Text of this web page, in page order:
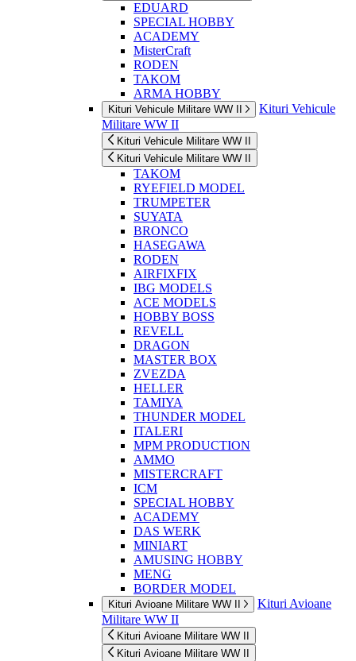
EDUARD
SPECIAL HOBBY
ACADEMY
MisterCraft
RODEN
TAKOM
ARMA HOBBY
Kituri Vehicule Militare WW II
Kituri Vehicule
Militare WW II
Kituri Vehicule Militare WW II
Kituri Vehicule Militare WW II
TAKOM
RYEFIELD MODEL
TRUMPETER
SUYATA
BRONCO
HASEGAWA
RODEN
AIRFIXFIX
IBG MODELS
ACE MODELS
HOBBY BOSS
REVELL
DRAGON
MASTER BOX
ZVEZDA
HELLER
TAMIYA
THUNDER MODEL
ITALERI
MPM PRODUCTION
AMMO
MISTERCRAFT
ICM
SPECIAL HOBBY
ACADEMY
DAS WERK
MINIART
AMUSING HOBBY
MENG
BORDER MODEL
Kituri Avioane Militare WW II
Kituri Avioane
Militare WW II
Kituri Avioane Militare WW II
Kituri Avioane Militare WW II